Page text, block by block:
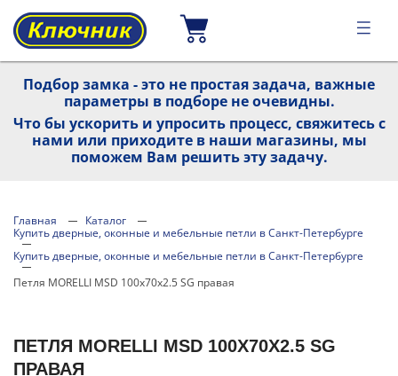
Подбор замка - это не простая задача, важные
параметры в подборе не очевидны.
Что бы ускорить и упросить процесс, свяжитесь с
нами или приходите в наши магазины, мы
поможем Вам решить эту задачу.
Главная
Каталог
Купить дверные, оконные и мебельные петли в Санкт-Петербурге
Купить дверные, оконные и мебельные петли в Санкт-Петербурге
Петля MORELLI MSD 100x70x2.5 SG правая
ПЕТЛЯ MORELLI MSD 100X70X2.5 SG
ПРАВАЯ